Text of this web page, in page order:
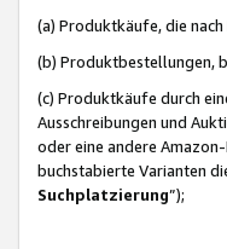
(a) Produktkäufe, die
(b) Produktbestellungen,
(c) Produktkäufe durch
Ausschreibungen und
oder eine andere
buchstabierte Varianten
Suchplatzierung”);